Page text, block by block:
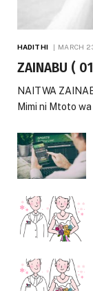
HADITHI MARCH
ZAINABU (
NAITWA
Mimi ni Mtoto